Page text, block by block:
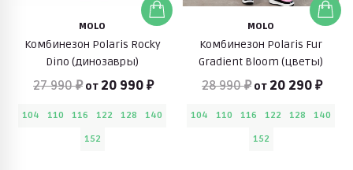
MOLO
Комбинезон Polaris Rocky
Dino (динозавры)
27 990 ₽ от 20 990 ₽
104 110 116 122 128
140
152
MOLO
Комбинезон Polaris Fur
Gradient Bloom (цветы)
28 990 ₽ от 20 290 ₽
104 110 116 122 128
140
152